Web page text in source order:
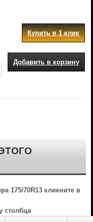
Купить в 1 клик
Добавить в корзину
175/70R13 кликните в
столбца